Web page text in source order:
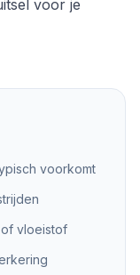
voor je
voorkomt
of vloeistof